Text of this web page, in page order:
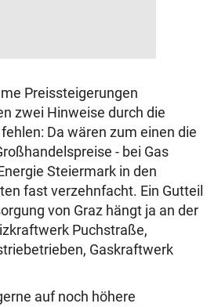
Preissteigerungen
zwei Hinweise durch die
Da wären zum einen die
- bei Gas
Steiermark in den
fast verzehnfacht. Ein Gutteil
von Graz hängt ja an der
Puchstraße,
Gaskraftwerk
auf noch höhere